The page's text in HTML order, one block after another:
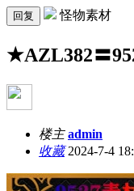
回复 怪物素材
★AZL382〓
楼主 admin
收藏2024-7-4